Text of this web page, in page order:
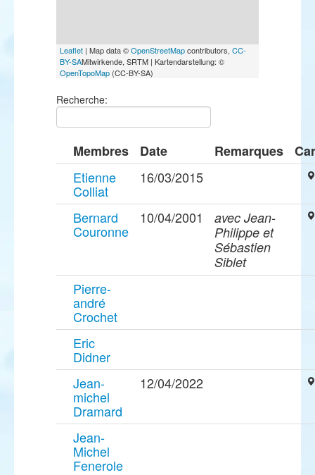
Leaflet | Map data ©OpenStreetMapcontributors, CC-
BY-SAMitwirkende, SRTM | Kartendarstellung: ©
OpenTopoMap (CC-BY-SA)
Recherche:
Membres Date Remarques
Etienne
Colliat
16/03/2015
Bernard
Couronne
10/04/2001
avec Jean-
Philippe et
Sébastien
Siblet
Pierre-
andré
Crochet
Eric
Didner
Jean-
michel
Dramard
12/04/2022
Jean-
Michel
Fenerole